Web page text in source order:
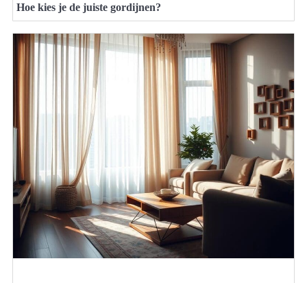
Hoe kies je de juiste gordijnen?